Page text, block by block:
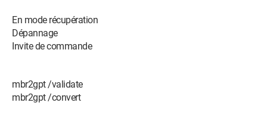
En mode récupération
Dépannage
Invite de commande
mbr2gpt /validate
mbr2gpt /convert